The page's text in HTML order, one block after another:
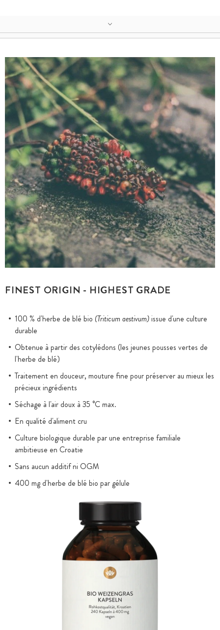
FINEST ORIGIN - HIGHEST GRADE
100 % d'herbe de blé bio (Triticum aestivum)issue d'une culture
durable
Obtenue à partir des cotylédons (les jeunes pousses vertes de
l'herbe de blé)
Traitement en douceur, mouture fine pour préserver au mieux les
précieux ingrédients
Séchage à l'air doux à 35 °C max.
En qualité d'aliment cru
Culture biologique durable par une entreprise familiale
ambitieuse en Croatie
Sans aucun additif ni OGM
400 mg d'herbe de blé bio par gélule